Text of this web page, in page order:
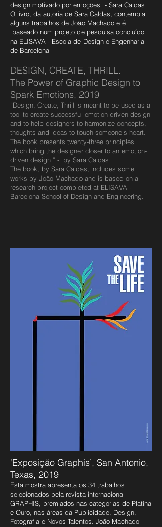
design motivado por emoções ”- Sara Caldas
O livro, da autoria de Sara Caldas, contempla
alguns trabalhos de João Machado e é
baseado num projeto de pesquisa concluído
na ELISAVA - Escola de Design e Engenharia
de Barcelona
DESIGN, CREATE, THRILL.
The Power of Graphic Design to
Spark Emotions, 2019
“Design, Create, Thrill is meant to be used as a
tool to create successful emotion-driven design
and to help designers to harmonize concepts,
thoughts and ideas to touch someone’s heart.
The book presents twenty-three principles
which bring the designer closer to an emotion-
driven design ” - by Sara Caldas
The book, by Sara Caldas, includes some
works by João Machado and is based on a
research project completed at ELISAVA -
Barcelona School of Design and Engineering.
‘Exposição Graphis’, San Antonio,
Texas, 2019
Esta mostra apresenta os 34 trabalhos
selecionados pela revista internacional
GRAPHIS, premiados nas categorias de Platina
e Ouro, nas áreas da Publicidade, Design,
Fotografia e Novos Talentos. João Machado